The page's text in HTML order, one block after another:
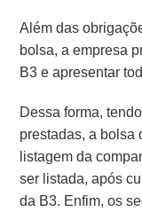
Além das
bolsa, a empresa
B3 e apresentar
Dessa forma,
prestadas, a bolsa
listagem da
ser listada, após
da B3. Enfim, os